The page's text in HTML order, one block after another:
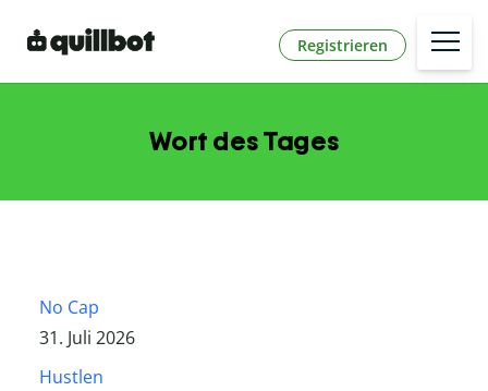
Registrieren
Wort des Tages
No Cap
31. Juli 2026
Hustlen